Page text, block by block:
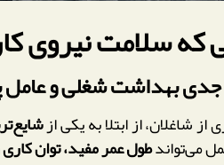
که سلامت نیروی
بهداشت شغلی و عامل
شاغلان، از ابتلا به یکی از
می‌تواندطول عمر مفید، توان